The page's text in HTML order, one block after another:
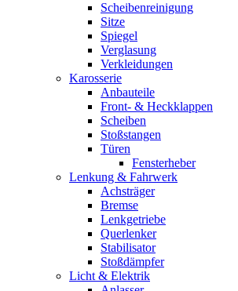
Scheibenreinigung
Sitze
Spiegel
Verglasung
Verkleidungen
Karosserie
Anbauteile
Front- & Heckklappen
Scheiben
Stoßstangen
Türen
Fensterheber
Lenkung & Fahrwerk
Achsträger
Bremse
Lenkgetriebe
Querlenker
Stabilisator
Stoßdämpfer
Licht & Elektrik